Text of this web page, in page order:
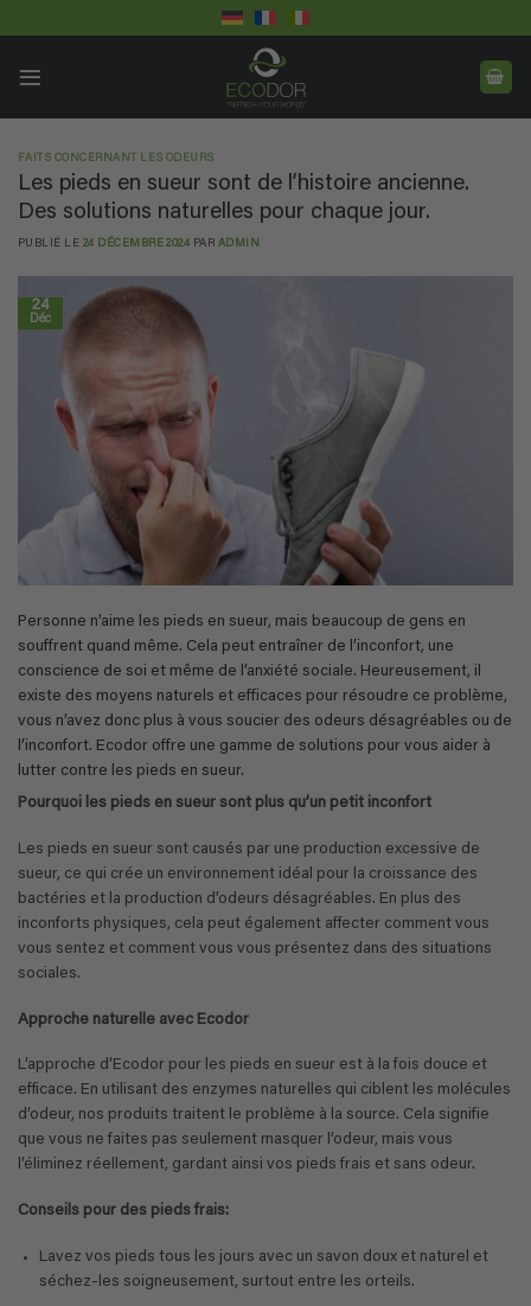
au
FAITS CONCERNANT LES ODEURS
Les pieds en sueur sont de l’histoire ancienne.
Des solutions naturelles pour chaque jour.
PUBLIÉ LE 24 DÉCEMBRE 2024 PAR ADMIN
24
Déc
Personne n’aime les pieds en sueur, mais beaucoup de gens en
souffrent quand même. Cela peut entraîner de l’inconfort, une
conscience de soi et même de l’anxiété sociale. Heureusement, il
existe des moyens naturels et efficaces pour résoudre ce problème,
vous n’avez donc plus à vous soucier des odeurs désagréables ou de
l’inconfort. Ecodor offre une gamme de solutions pour vous aider à
lutter contre les pieds en sueur.
Pourquoi les pieds en sueur sont plus qu’un petit inconfort
Les pieds en sueur sont causés par une production excessive de
sueur, ce qui crée un environnement idéal pour la croissance des
bactéries et la production d’odeurs désagréables. En plus des
inconforts physiques, cela peut également affecter comment vous
vous sentez et comment vous vous présentez dans des situations
sociales.
Approche naturelle avec Ecodor
L’approche d’Ecodor pour les pieds en sueur est à la fois douce et
efficace. En utilisant des enzymes naturelles qui ciblent les molécules
d’odeur, nos produits traitent le problème à la source. Cela signifie
que vous ne faites pas seulement masquer l’odeur, mais vous
l’éliminez réellement, gardant ainsi vos pieds frais et sans odeur.
Conseils pour des pieds frais:
Lavez vos pieds tous les jours avec un savon doux et naturel et
séchez-les soigneusement, surtout entre les orteils.